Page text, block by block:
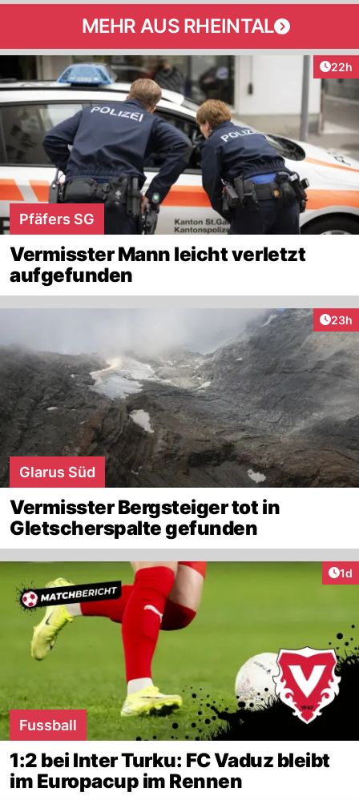
MEHR AUS RHEINTAL
22h
Pfäfers SG
Vermisster Mann leicht verletzt
aufgefunden
23h
Glarus Süd
Vermisster Bergsteiger tot in
Gletscherspalte gefunden
1d
Fussball
1:2 bei Inter Turku: FC Vaduz bleibt
im Europacup im Rennen